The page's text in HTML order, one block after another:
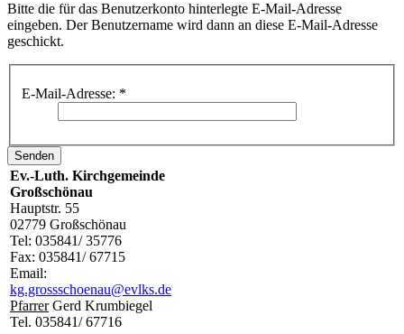
Bitte die für das Benutzerkonto hinterlegte E-Mail-Adresse
eingeben. Der Benutzername wird dann an diese E-Mail-Adresse
geschickt.
E-Mail-Adresse: *
Senden
Ev.-Luth. Kirchgemeinde
Großschönau
Hauptstr. 55
02779 Großschönau
Tel: 035841/ 35776
Fax: 035841/ 67715
Email:
kg.grossschoenau@evlks.de
PfarrerGerd Krumbiegel
Tel. 035841/ 67716